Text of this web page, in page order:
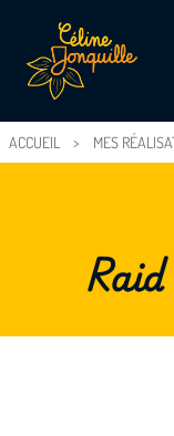
contenu
ACCUEIL > MES